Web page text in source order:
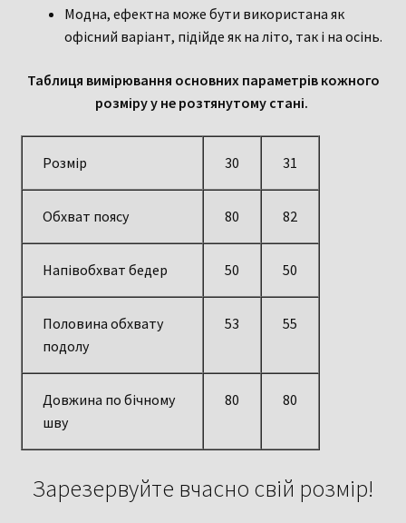
Модна, ефектна може бути використана як
офісний варіант, підійде як на літо, так і на осінь.
Таблиця вимірювання основних параметрів кожного
розміру у не розтянутому стані.
Розмір 30 31
Обхват поясу 80 82
Напівобхват бедер 50 50
Половина обхвату
подолу
53 55
Довжина по бічному
шву
80 80
Зарезервуйте вчасно свій розмір!